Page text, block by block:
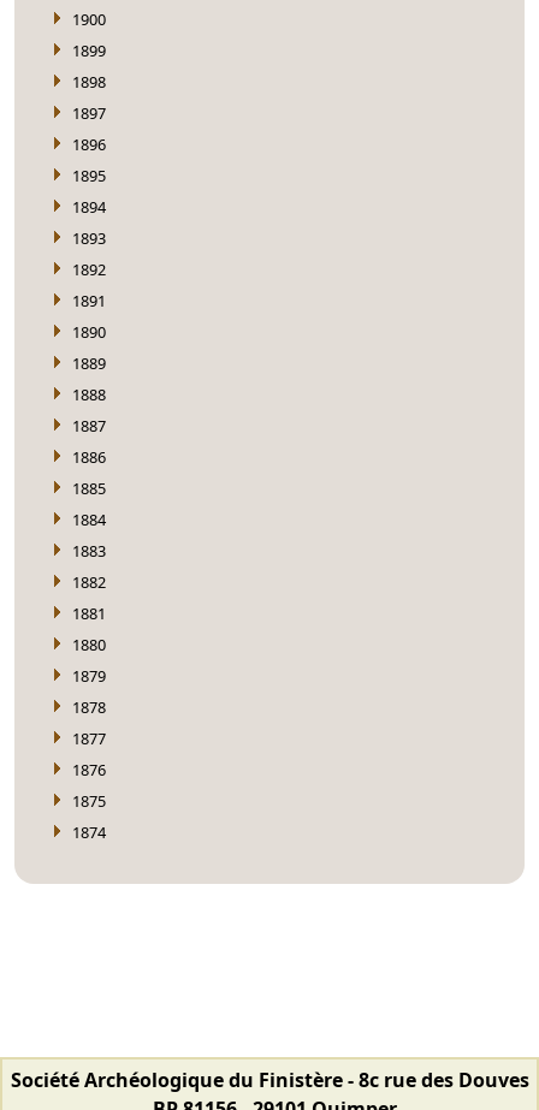
1900
1899
1898
1897
1896
1895
1894
1893
1892
1891
1890
1889
1888
1887
1886
1885
1884
1883
1882
1881
1880
1879
1878
1877
1876
1875
1874
Société Archéologique du Finistère - 8c rue des Douves